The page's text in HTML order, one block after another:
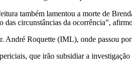
também lamentou a morte de
das circunstâncias da ocorrência”,
Roquette (IML), onde passou por
que irão subsidiar a